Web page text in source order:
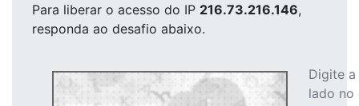
Para liberar o acesso do IP 216.73.216.146,
responda ao desafio abaixo.
Digite
lado no